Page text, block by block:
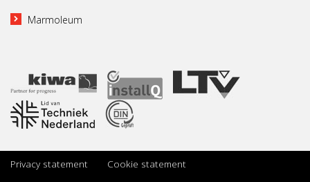
Marmoleum
Privacy statement
Cookie statement